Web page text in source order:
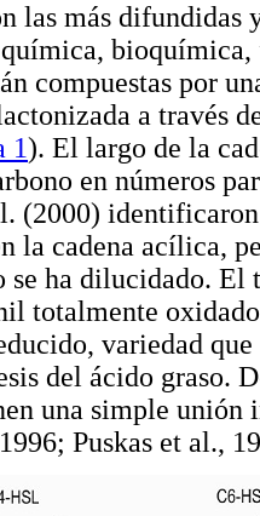
las más difundidas
compuestas por
a través
1). El largo de la
en números
(2000)
la cadena acílica,
se ha dilucidado. El
totalmente
variedad
del ácido graso.
una simple unión
Puskas et al.,